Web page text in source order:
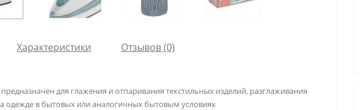
Характеристики Отзывов (0)
для глажения и отпаривания текстильных изделий, разглаживания
одежде в бытовых или аналогичных бытовым условиях